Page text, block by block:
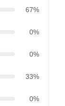
67%
0%
0%
33%
0%